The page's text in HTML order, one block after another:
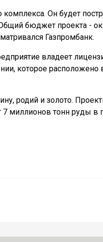
комплекса. Он будет
бюджет проекта -
Газпромбанк.
владеет
которое расположено
родий и золото.
7 миллионов тонн руды в